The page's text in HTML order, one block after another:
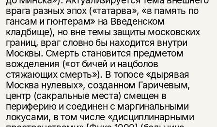
врага разных эпох («татарва», «в память по
гансам и гюнтерам» на Введенском
кладбище), но вне темы защиты московских
границ, враг словно бы находится внутри
Москвы. Смерть становится предметом
вожделения («от бичей и нацболов
стяжающих смерть»). В топосе «дырявая
Москва нулевых», созданном Гаричевым,
центр (сакральные места) смещен в
периферию и соединен с маргинальными
локусами, в том числе «дисциплинарными